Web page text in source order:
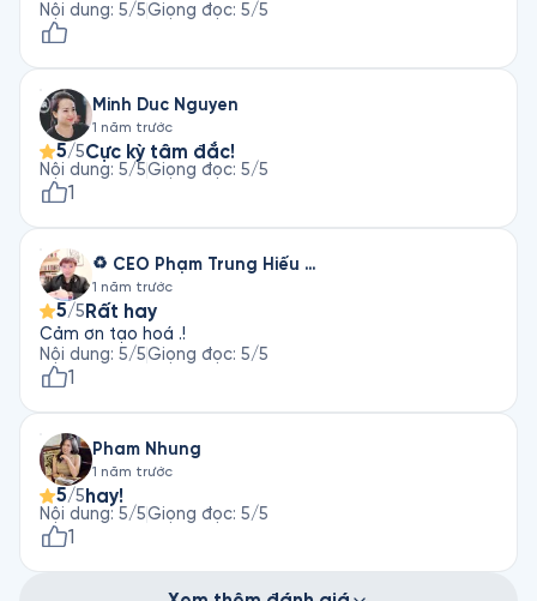
Nội dung: 5/5Giọng đọc: 5/5
Minh Duc Nguyen
1 năm trước
5/5Cực kỳ tâm đắc!
Nội dung: 5/5Giọng đọc: 5/5
1
♻️ CEO Phạm Trung Hiếu 🇻🇳
1 năm trước
5/5 Rất hay
Cảm ơn tạo hoá .!
Nội dung: 5/5Giọng đọc: 5/5
1
Pham Nhung
1 năm trước
5/5 hay!
Nội dung: 5/5Giọng đọc: 5/5
1